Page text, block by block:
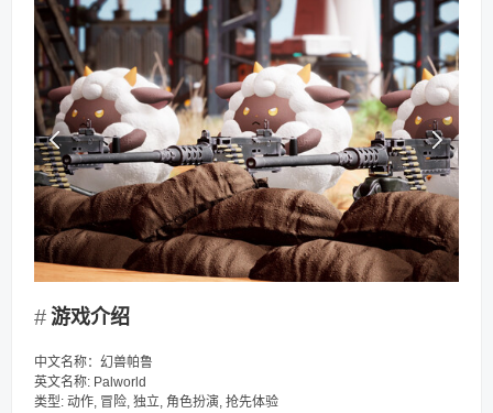
游戏介绍
中文名称：幻兽帕鲁
英文名称: Palworld
类型: 动作, 冒险, 独立, 角色扮演, 抢先体验